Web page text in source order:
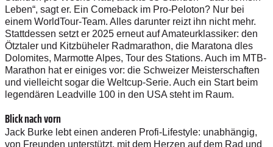
Leben“, sagt er. Ein Comeback im Pro-Peloton? Nur bei
einem WorldTour-Team. Alles darunter reizt ihn nicht mehr.
Stattdessen setzt er 2025 erneut auf Amateurklassiker: den
Ötztaler und Kitzbüheler Radmarathon, die Maratona dles
Dolomites, Marmotte Alpes, Tour des Stations. Auch im MTB-
Marathon hat er einiges vor: die Schweizer Meisterschaften
und vielleicht sogar die Weltcup-Serie. Auch ein Start beim
legendären Leadville 100 in den USA steht im Raum.
Blick nach vorn
Jack Burke lebt einen anderen Profi-Lifestyle: unabhängig,
von Freunden unterstützt, mit dem Herzen auf dem Rad und